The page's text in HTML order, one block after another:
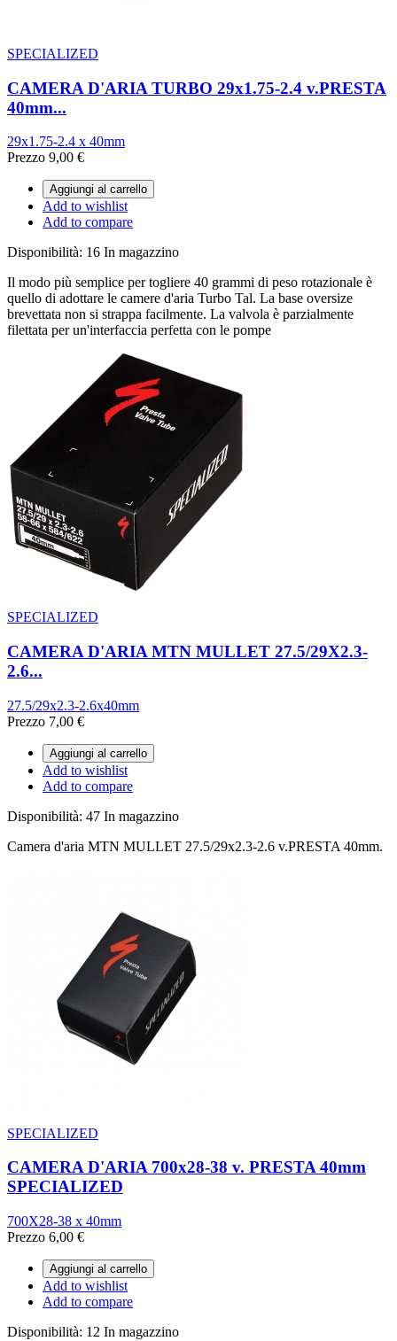
SPECIALIZED
CAMERA D'ARIA TURBO 29x1.75-2.4 v.PRESTA
40mm...
29x1.75-2.4 x 40mm
Prezzo 9,00 €
Aggiungi al carrello
Add to wishlist
Add to compare
Disponibilità: 16 In magazzino
Il modo più semplice per togliere 40 grammi di peso rotazionale è
quello di adottare le camere d'aria Turbo Tal. La base oversize
brevettata non si strappa facilmente. La valvola è parzialmente
filettata per un'interfaccia perfetta con le pompe
SPECIALIZED
CAMERA D'ARIA MTN MULLET 27.5/29X2.3-
2.6...
27.5/29x2.3-2.6x40mm
Prezzo 7,00 €
Aggiungi al carrello
Add to wishlist
Add to compare
Disponibilità: 47 In magazzino
Camera d'aria MTN MULLET 27.5/29x2.3-2.6 v.PRESTA 40mm.
SPECIALIZED
CAMERA D'ARIA 700x28-38 v. PRESTA 40mm
SPECIALIZED
700X28-38 x 40mm
Prezzo 6,00 €
Aggiungi al carrello
Add to wishlist
Add to compare
Disponibilità: 12 In magazzino